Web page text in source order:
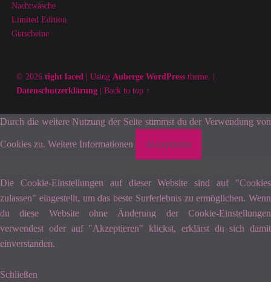
Nachtwäsche
Limited Edition
Gutscheine
© 2026 tight laced | Using Auberge WordPresstheme. |
Datenschutzerklärung | Back to top ↑
Durch die weitere Nutzung der Seite stimmst du der Verwendung von
Cookies zu. Weitere Informationen Akzeptieren
Die Cookie-Einstellungen auf dieser Website sind auf "Cookies
zulassen" eingestellt, um das beste Surferlebnis zu ermöglichen. Wenn
du diese Website ohne Änderung der Cookie-Einstellungen
verwendest oder auf "Akzeptieren" klickst, erklärst du sich damit
einverstanden.
Schließen